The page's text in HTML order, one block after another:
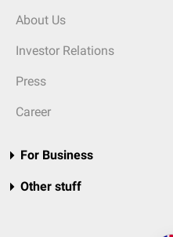
About Us
Investor Relations
Press
Career
For Business
Other stuff